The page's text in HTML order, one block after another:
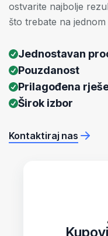
ostvarite najbolje
što trebate na jednom
Jednostavan
Pouzdanost
Prilagođena
Širok izbor
Kontaktiraj nas